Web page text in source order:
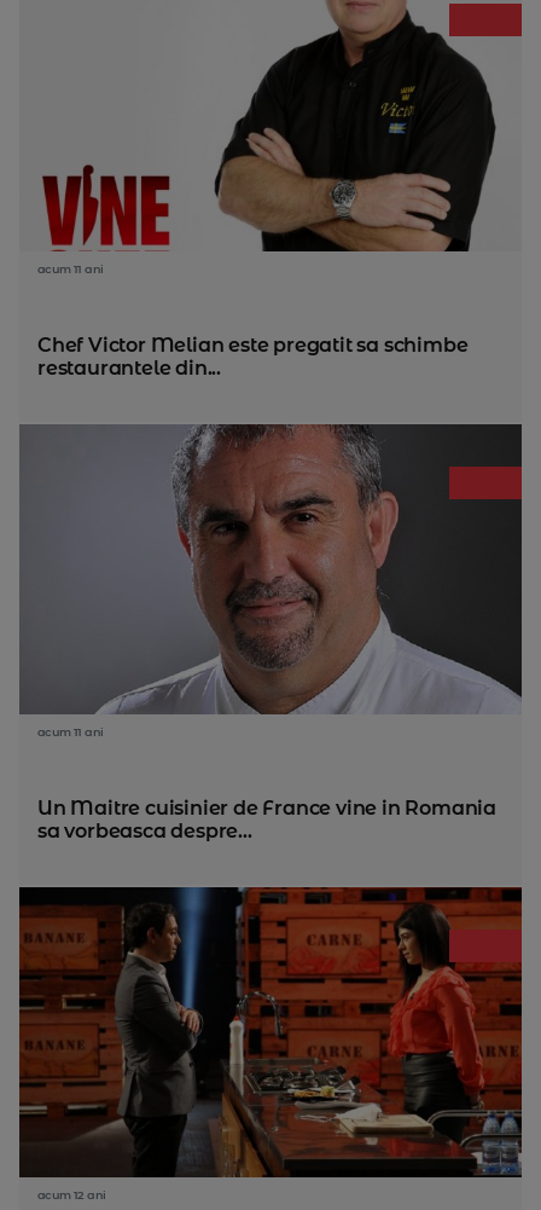
acum 11 ani
Chef Victor Melian este pregatit sa schimbe
restaurantele din...
acum 11 ani
Un Maitre cuisinier de France vine in Romania
sa vorbeasca despre...
acum 12 ani